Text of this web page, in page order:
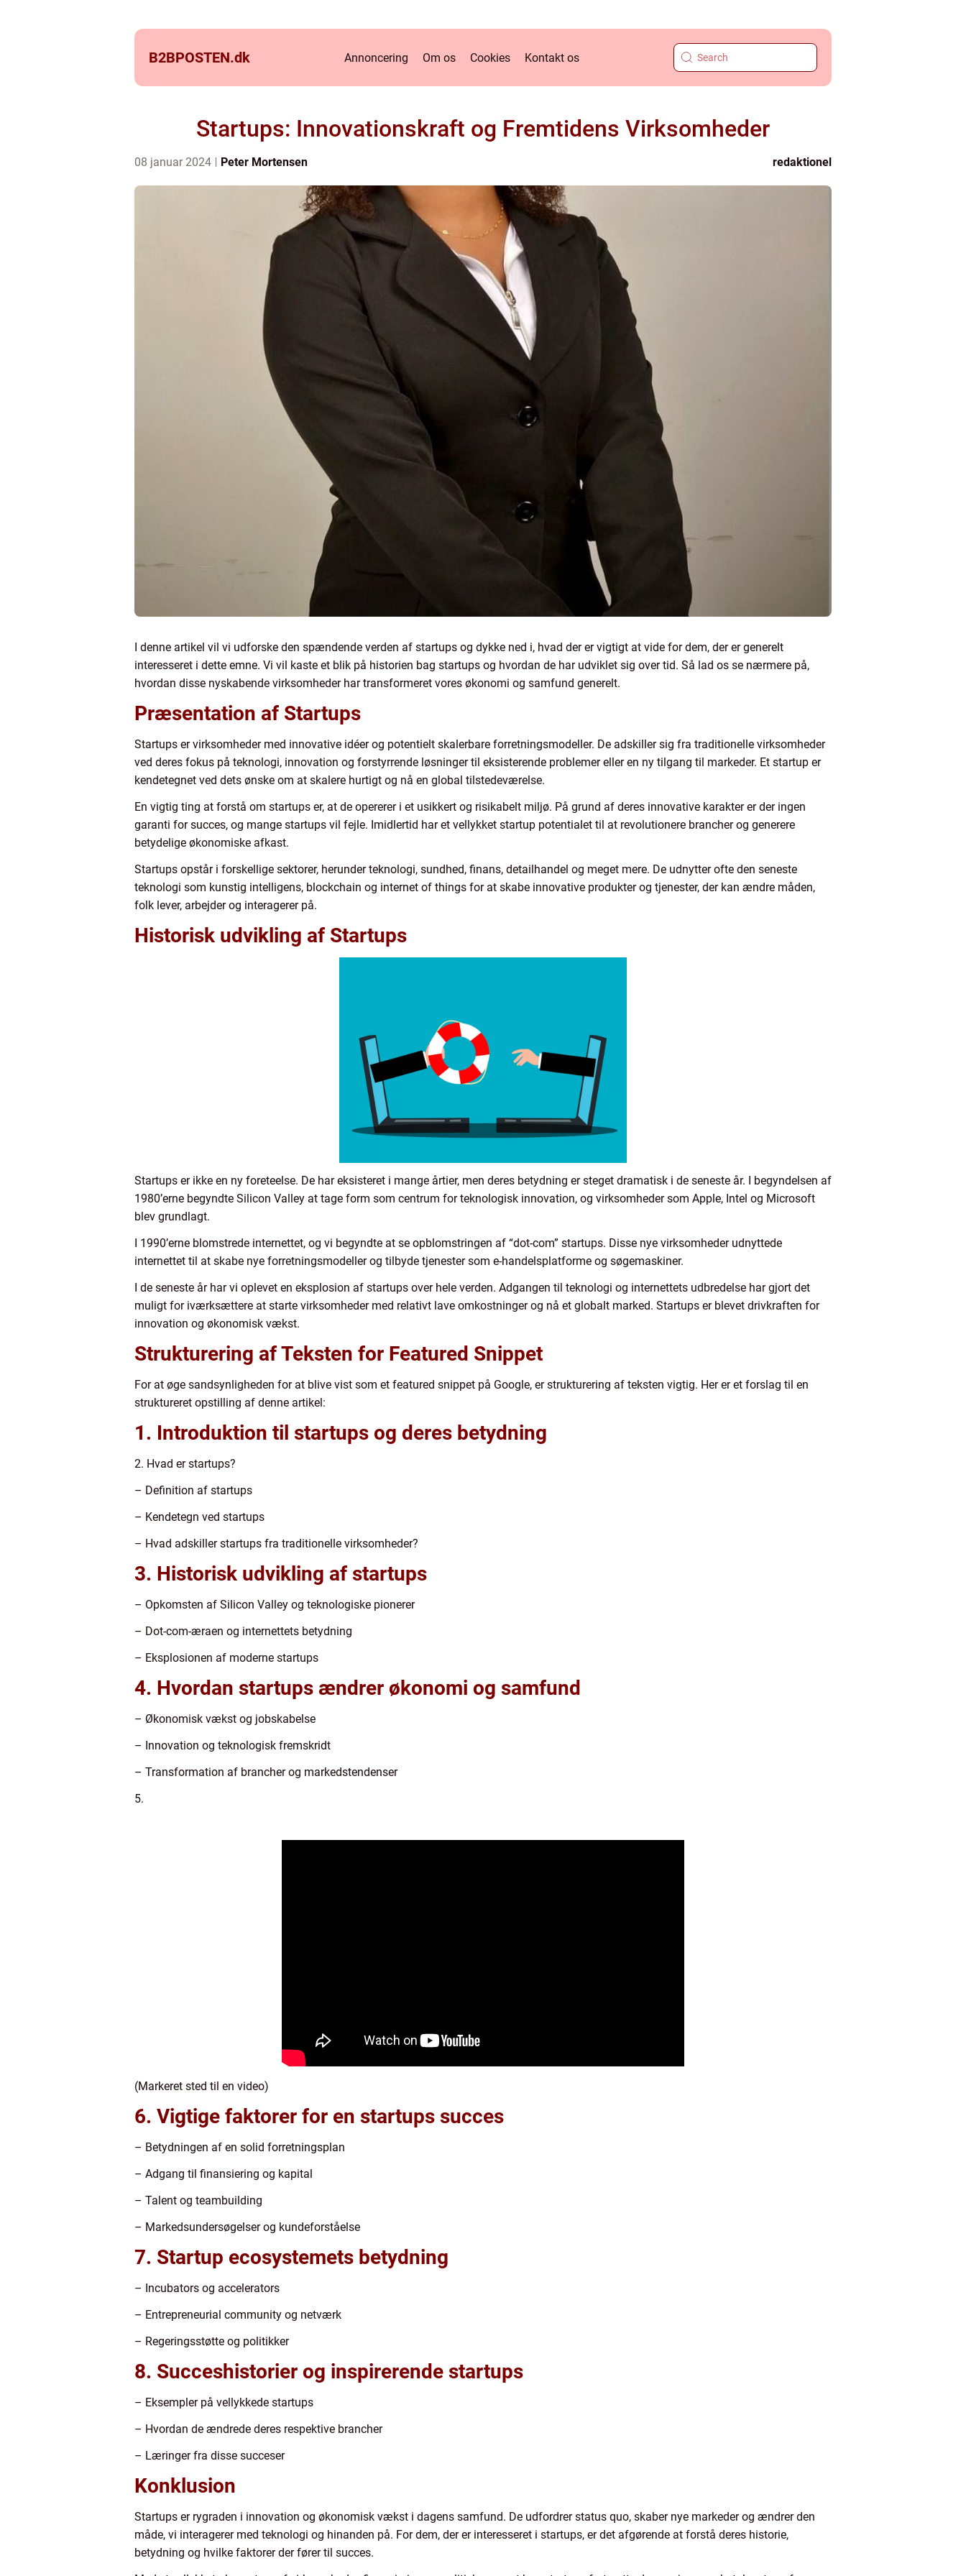
B2BPOSTEN.dk Annoncering Om os Cookies Kontakt os
Startups: Innovationskraft og Fremtidens Virksomheder
08 januar 2024 Peter Mortensen redaktionel
I denne artikel vil vi udforske den spændende verden af startups og dykke ned i, hvad der er vigtigt at vide for dem, der er generelt
interesseret i dette emne. Vi vil kaste et blik på historien bag startups og hvordan de har udviklet sig over tid. Så lad os se nærmere på,
hvordan disse nyskabende virksomheder har transformeret vores økonomi og samfund generelt.
Præsentation af Startups
Startups er virksomheder med innovative idéer og potentielt skalerbare forretningsmodeller. De adskiller sig fra traditionelle virksomheder
ved deres fokus på teknologi, innovation og forstyrrende løsninger til eksisterende problemer eller en ny tilgang til markeder. Et startup er
kendetegnet ved dets ønske om at skalere hurtigt og nå en global tilstedeværelse.
En vigtig ting at forstå om startups er, at de opererer i et usikkert og risikabelt miljø. På grund af deres innovative karakter er der ingen
garanti for succes, og mange startups vil fejle. Imidlertid har et vellykket startup potentialet til at revolutionere brancher og generere
betydelige økonomiske afkast.
Startups opstår i forskellige sektorer, herunder teknologi, sundhed, finans, detailhandel og meget mere. De udnytter ofte den seneste
teknologi som kunstig intelligens, blockchain og internet of things for at skabe innovative produkter og tjenester, der kan ændre måden,
folk lever, arbejder og interagerer på.
Historisk udvikling af Startups
Startups er ikke en ny foreteelse. De har eksisteret i mange årtier, men deres betydning er steget dramatisk i de seneste år. I begyndelsen af
1980’erne begyndte Silicon Valley at tage form som centrum for teknologisk innovation, og virksomheder som Apple, Intel og Microsoft
blev grundlagt.
I 1990’erne blomstrede internettet, og vi begyndte at se opblomstringen af “dot-com” startups. Disse nye virksomheder udnyttede
internettet til at skabe nye forretningsmodeller og tilbyde tjenester som e-handelsplatforme og søgemaskiner.
I de seneste år har vi oplevet en eksplosion af startups over hele verden. Adgangen til teknologi og internettets udbredelse har gjort det
muligt for iværksættere at starte virksomheder med relativt lave omkostninger og nå et globalt marked. Startups er blevet drivkraften for
innovation og økonomisk vækst.
Strukturering af Teksten for Featured Snippet
For at øge sandsynligheden for at blive vist som et featured snippet på Google, er strukturering af teksten vigtig. Her er et forslag til en
struktureret opstilling af denne artikel:
1. Introduktion til startups og deres betydning
2. Hvad er startups?
– Definition af startups
– Kendetegn ved startups
– Hvad adskiller startups fra traditionelle virksomheder?
3. Historisk udvikling af startups
– Opkomsten af Silicon Valley og teknologiske pionerer
– Dot-com-æraen og internettets betydning
– Eksplosionen af moderne startups
4. Hvordan startups ændrer økonomi og samfund
– Økonomisk vækst og jobskabelse
– Innovation og teknologisk fremskridt
– Transformation af brancher og markedstendenser
5.
(Markeret sted til en video)
6. Vigtige faktorer for en startups succes
– Betydningen af en solid forretningsplan
– Adgang til finansiering og kapital
– Talent og teambuilding
– Markedsundersøgelser og kundeforståelse
7. Startup ecosystemets betydning
– Incubators og accelerators
– Entrepreneurial community og netværk
– Regeringsstøtte og politikker
8. Succeshistorier og inspirerende startups
– Eksempler på vellykkede startups
– Hvordan de ændrede deres respektive brancher
– Læringer fra disse succeser
Konklusion
Startups er rygraden i innovation og økonomisk vækst i dagens samfund. De udfordrer status quo, skaber nye markeder og ændrer den
måde, vi interagerer med teknologi og hinanden på. For dem, der er interesseret i startups, er det afgørende at forstå deres historie,
betydning og hvilke faktorer der fører til succes.